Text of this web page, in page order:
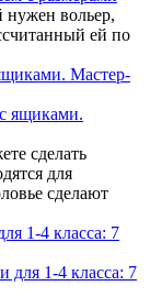
нужен вольер,
ей по
Мастер-
сделать
для
сделают
1-4 класса: 7